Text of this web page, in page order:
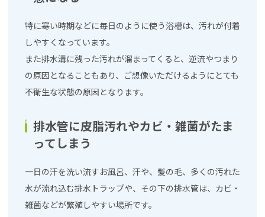
特に寒い時期などに毎日のように使う浴槽は、汚れが付着
しやすくなっています。
また排水溝に残った汚れが溜まってくると、逆流やつまり
の原因となることもあり、ご想像いただけるようにとても
不衛生な状態の原因となります。
排水管に皮脂汚れやカビ・雑菌がたま
ってしまう
一日の汗を洗い流すお風呂、汗や、髪の毛、多くの汚れた
水が流れ込む排水トラップや、その下の排水管は、カビ・
雑菌などが繁殖しやすい場所です。